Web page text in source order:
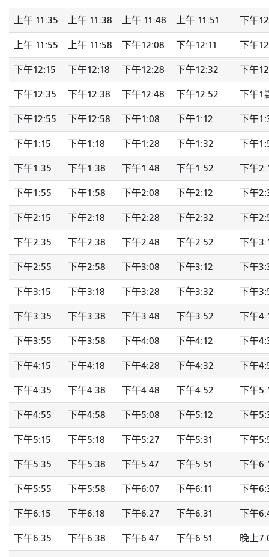
上午 11:35 上午 11:38 上午 11:48 上午 11:51 下午
上午 11:55 上午 11:58 下午12:08 下午12:11 下午
下午12:15 下午12:18 下午12:28 下午12:32 下午
下午12:35 下午12:38 下午12:48 下午12:52 下午1
下午12:55 下午12:58 下午1:08 下午1:12 下午
下午1:15 下午1:18 下午1:28 下午1:32 下午
下午1:35 下午1:38 下午1:48 下午1:52 下午
下午1:55 下午1:58 下午2:08 下午2:12 下午
下午2:15 下午2:18 下午2:28 下午2:32 下午
下午2:35 下午2:38 下午2:48 下午2:52 下午
下午2:55 下午2:58 下午3:08 下午3:12 下午
下午3:15 下午3:18 下午3:28 下午3:32 下午
下午3:35 下午3:38 下午3:48 下午3:52 下午
下午3:55 下午3:58 下午4:08 下午4:12 下午
下午4:15 下午4:18 下午4:28 下午4:32 下午
下午4:35 下午4:38 下午4:48 下午4:52 下午
下午4:55 下午4:58 下午5:08 下午5:12 下午
下午5:15 下午5:18 下午5:27 下午5:31 下午
下午5:35 下午5:38 下午5:47 下午5:51 下午
下午5:55 下午5:58 下午6:07 下午6:11 下午
下午6:15 下午6:18 下午6:27 下午6:31 下午
下午6:35 下午6:38 下午6:47 下午6:51 晚上